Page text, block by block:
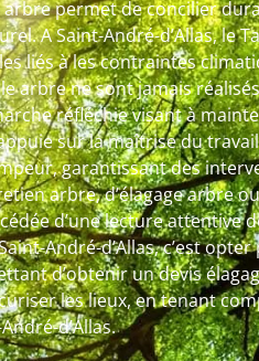
arbre permet de concilier
A Saint-André-d’Allas, le
liés à les contraintes
arbre ne sont jamais
réfléchie visant à
sur la maîtrise du
garantissant des
arbre, d’élagage arbre
d’une lecture attentive
André-d’Allas, c’est
d’obtenir un devis
les lieux, en tenant
d’Allas.